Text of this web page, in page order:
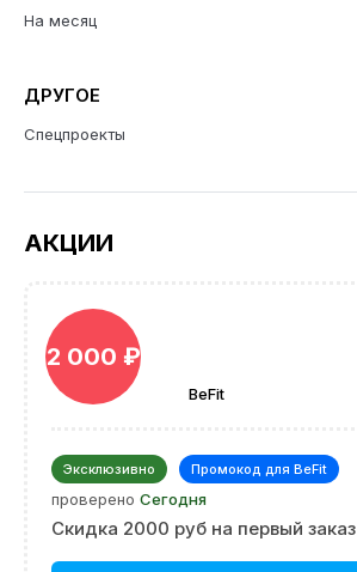
На месяц
ДРУГОЕ
Спецпроекты
АКЦИИ
BeFit
2 000 ₽
Эксклюзивно Промокод для BeFit
проверено Сегодня
Скидка 2000 руб на первый заказ